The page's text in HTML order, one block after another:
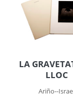
LA
LLOC
Ariño--